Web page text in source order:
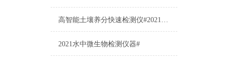
高智能土壤养分快速检测仪#2021【土壤养分检测专用仪器仪表】
2021水中微生物检测仪器#